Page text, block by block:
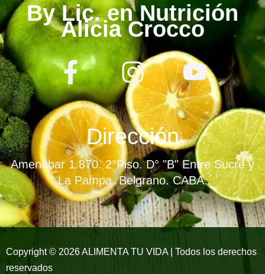
By Lic. en Nutrición
Alicia Crocco
F
a
c
e
b
o
o
k
-
I
n
s
t
a
g
r
a
m
Y
o
u
t
u
b
e
Dirección
Amenábar 1.870. 2°Piso. D° "B" Entre Sucre y
La Pampa. Belgrano. CABA.
Copyright © 2026 ALIMENTA TU VIDA | Todos los derechos
reservados